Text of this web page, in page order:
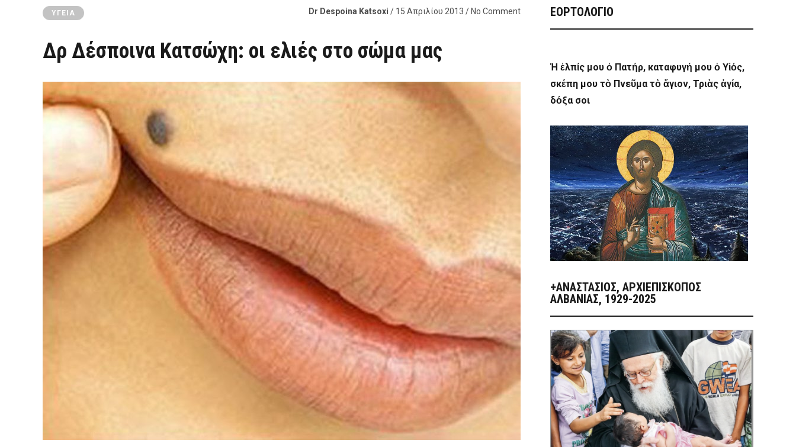
ΥΓΕΊΑ Dr Despoina Katsoxi / 15 Απριλίου 2013 / No Comment
Δρ Δέσποινα Κατσώχη: οι ελιές στο σώμα μας
ΕΟΡΤΟΛΟΓΙΟ
Ἡ ἐλπίς μου ὁ Πατήρ, καταφυγή μου ὁ Υἱός,
σκέπη μου τὸ Πνεῦμα τὸ ἅγιον, Τριὰς ἁγία,
δόξα σοι
+ΑΝΑΣΤΆΣΙΟΣ, ΑΡΧΙΕΠΊΣΚΟΠΟΣ
ΑΛΒΑΝΊΑΣ, 1929-2025